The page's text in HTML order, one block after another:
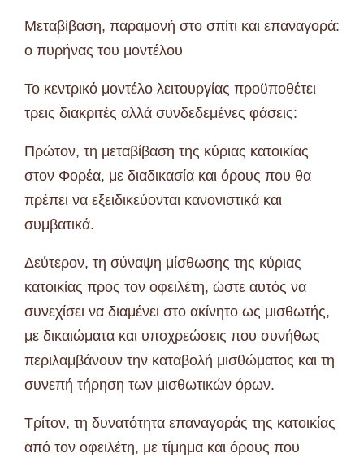
Μεταβίβαση, παραμονή στο σπίτι και επαναγορά:
ο πυρήνας του μοντέλου
Το κεντρικό μοντέλο λειτουργίας προϋποθέτει
τρεις διακριτές αλλά συνδεδεμένες φάσεις:
Πρώτον, τη μεταβίβαση της κύριας κατοικίας
στον Φορέα, με διαδικασία και όρους που θα
πρέπει να εξειδικεύονται κανονιστικά και
συμβατικά.
Δεύτερον, τη σύναψη μίσθωσης της κύριας
κατοικίας προς τον οφειλέτη, ώστε αυτός να
συνεχίσει να διαμένει στο ακίνητο ως μισθωτής,
με δικαιώματα και υποχρεώσεις που συνήθως
περιλαμβάνουν την καταβολή μισθώματος και τη
συνεπή τήρηση των μισθωτικών όρων.
Τρίτον, τη δυνατότητα επαναγοράς της κατοικίας
από τον οφειλέτη, με τίμημα και όρους που